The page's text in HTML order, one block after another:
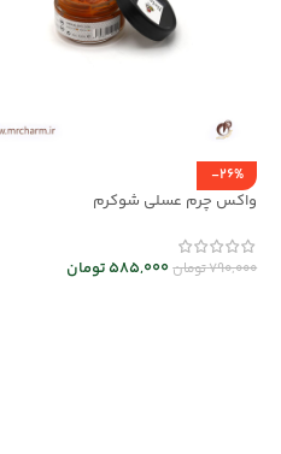
-26%
واکس چرم عسلی شوکرم
790,000تومان585,000تومان